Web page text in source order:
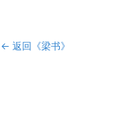
← 返回《梁书》